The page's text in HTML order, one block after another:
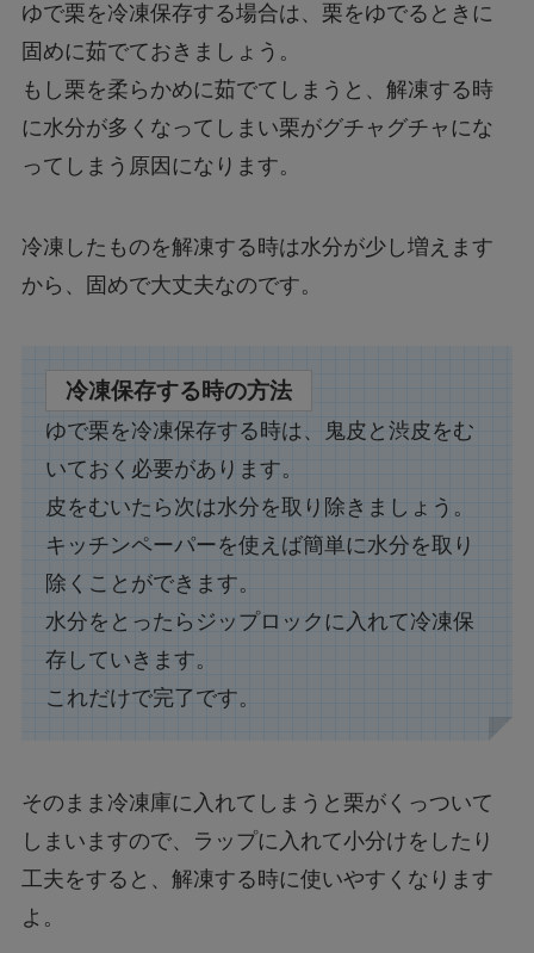
ゆで栗を冷凍保存する場合は、栗をゆでるときに
固めに茹でておきましょう。
もし栗を柔らかめに茹でてしまうと、解凍する時
に水分が多くなってしまい栗がグチャグチャにな
ってしまう原因になります。
冷凍したものを解凍する時は水分が少し増えます
から、固めで大丈夫なのです。
冷凍保存する時の方法
ゆで栗を冷凍保存する時は、鬼皮と渋皮をむ
いておく必要があります。
皮をむいたら次は水分を取り除きましょう。
キッチンペーパーを使えば簡単に水分を取り
除くことができます。
水分をとったらジップロックに入れて冷凍保
存していきます。
これだけで完了です。
そのまま冷凍庫に入れてしまうと栗がくっついて
しまいますので、ラップに入れて小分けをしたり
工夫をすると、解凍する時に使いやすくなります
よ。